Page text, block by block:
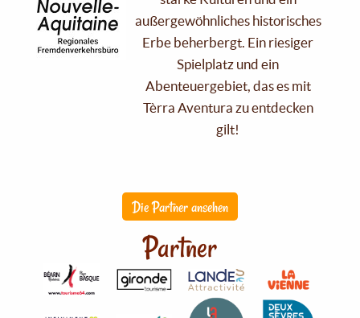
außergewöhnliches historisches
Erbe beherbergt. Ein riesiger
Spielplatz und ein
Abenteuergebiet, das es mit
Tèrra Aventura zu entdecken
gilt!
Die Partner ansehen
Partner